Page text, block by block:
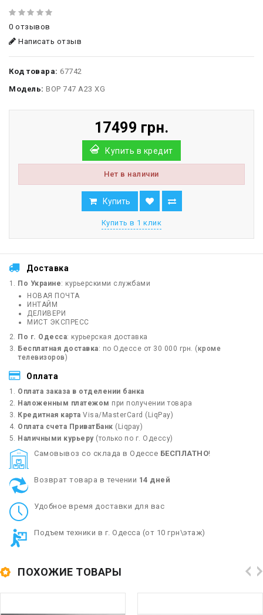
0 отзывов
Написать отзыв
Код товара: 67742
Модель: BOP 747 A23 XG
17499 грн.
Купить в кредит
Нет в наличии
Купить
Купить в 1 клик
Доставка
По Украине: курьерскими службами
НОВАЯ ПОЧТА
ИНТАЙМ
ДЕЛИВЕРИ
МИСТ ЭКСПРЕСС
По г. Одесса: курьерская доставка
Бесплатная доставка: по Одессе от 30 000 грн. (кроме
телевизоров)
Оплата
Оплата заказа в отделении банка
Наложенным платежом при получении товара
Кредитная карта Visa/MasterCard (LiqPay)
Оплата счета ПриватБанк (Liqpay)
Наличными курьеру(только по г. Одессу)
Cамовывоз со склада в Одессе БЕСПЛАТНО!
Возврат товара в течении 14 дней
Удобное время доставки для вас
Подъем техники в г. Одесса (от 10 грн\этаж)
ПОХОЖИЕ ТОВАРЫ